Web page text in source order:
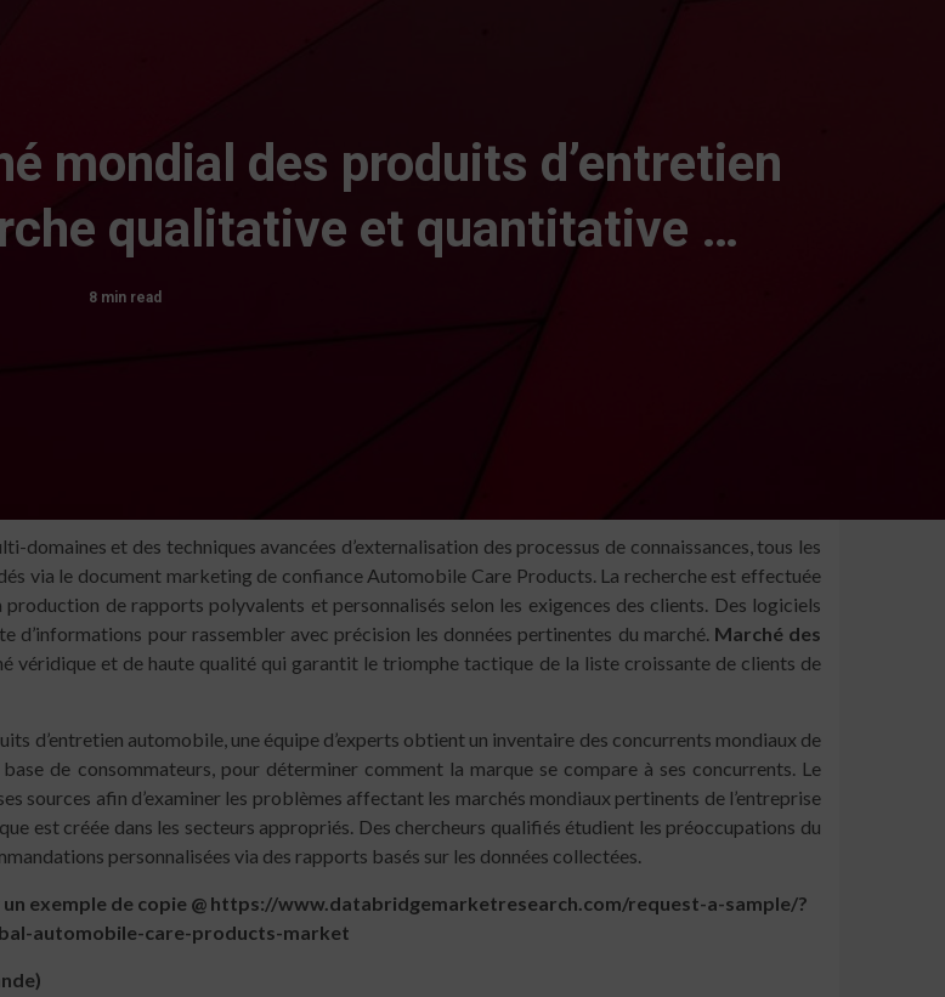
mondial des produits d’entretien
qualitative et quantitative …
8 min read
domaines et des techniques avancées d’externalisation des processus de connaissances, tous les
via le document marketing de confiance Automobile Care Products. La recherche est effectuée
de rapports polyvalents et personnalisés selon les exigences des clients. Des logiciels
pour rassembler avec précision les données pertinentes du marché. Marché des
véridique et de haute qualité qui garantit le triomphe tactique de la liste croissante de clients de
d’entretien automobile, une équipe d’experts obtient un inventaire des concurrents mondiaux de
de consommateurs, pour déterminer comment la marque se compare à ses concurrents. Le
sources afin d’examiner les problèmes affectant les marchés mondiaux pertinents de l’entreprise
est créée dans les secteurs appropriés. Des chercheurs qualifiés étudient les préoccupations du
personnalisées via des rapports basés sur les données collectées.
exemple de copie @ https://www.databridgemarketresearch.com/request-a-sample/?
automobile-care-products-market